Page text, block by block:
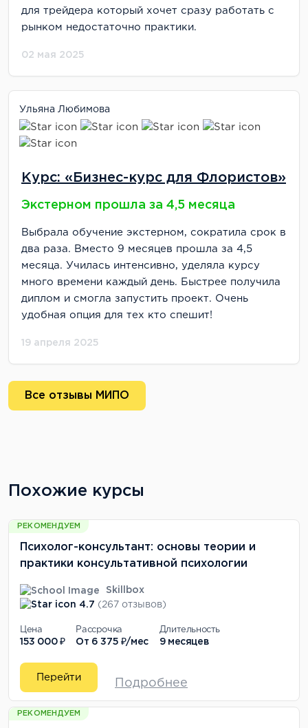
для трейдера который хочет сразу работать с
рынком недостаточно практики.
02 мая 2025
Ульяна Любимова
Курс: «Бизнес-курс для Флористов»
Экстерном прошла за 4,5 месяца
Выбрала обучение экстерном, сократила срок в
два раза. Вместо 9 месяцев прошла за 4,5
месяца. Училась интенсивно, уделяла курсу
много времени каждый день. Быстрее получила
диплом и смогла запустить проект. Очень
удобная опция для тех кто спешит!
19 апреля 2025
Все отзывы МИПО
Похожие курсы
РЕКОМЕНДУЕМ
Психолог-консультант: основы теории и
практики консультативной психологии
Skillbox
4.7 (267 отзывов)
Цена
153 000 ₽
Рассрочка
От 6 375 ₽/мес
Длительность
9 месяцев
Перейти
Подробнее
РЕКОМЕНДУЕМ